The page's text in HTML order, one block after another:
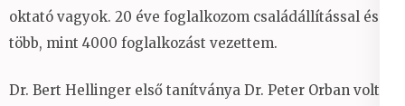
oktató vagyok. 20 éve foglalkozom családállítással és
több, mint 4000 foglalkozást vezettem.
Dr. Bert Hellinger első tanítványa Dr. Peter Orban volt a